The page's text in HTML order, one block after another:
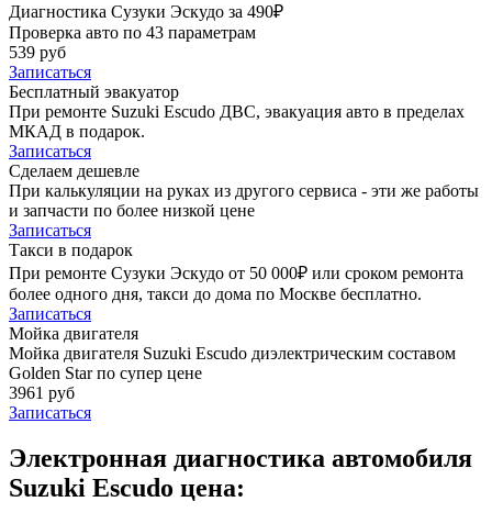
Диагностика Сузуки Эскудо за 490₽
Проверка авто по 43 параметрам
539 руб
Записаться
Бесплатный эвакуатор
При ремонте Suzuki Escudo ДВС, эвакуация авто в пределах
МКАД в подарок.
Записаться
Сделаем дешевле
При калькуляции на руках из другого сервиса - эти же работы
и запчасти по более низкой цене
Записаться
Такси в подарок
При ремонте Сузуки Эскудо от 50 000₽ или сроком ремонта
более одного дня, такси до дома по Москве бесплатно.
Записаться
Мойка двигателя
Мойка двигателя Suzuki Escudo диэлектрическим составом
Golden Star по супер цене
3961 руб
Записаться
Электронная диагностика автомобиля
Suzuki Escudo цена: